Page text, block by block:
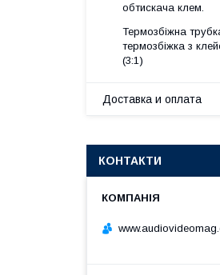
обтискача клем.
Термозбіжна
термозбіжка з
(3:1)
Доставка и оплата
КОНТАКТИ